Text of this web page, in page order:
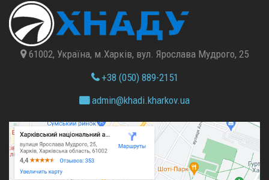
61002, Україна, м.Харків, вул. Ярослава Мудрого, 25
+38 (050) 889-2151
admin@khadi.kharkov.ua